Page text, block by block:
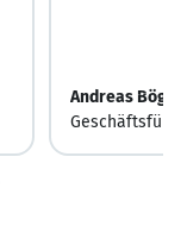
Andreas